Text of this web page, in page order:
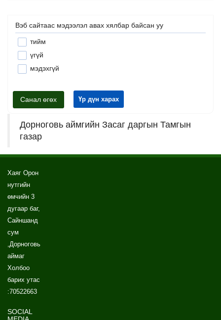
Вэб сайтаас мэдээлэл авах хялбар байсан уу
тийм
үгүй
мэдэхгүй
Санал өгөх Үр дүн харах
Дорноговь аймгийн Засаг даргын Тамгын
газар
Хаяг Орон
нутгийн
өмчийн 3
дугаар баг,
Сайншанд
сум
,Дорноговь
аймаг
Холбоо
барих утас
:70522663
SOCIAL